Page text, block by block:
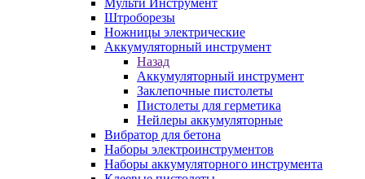
Мульти Инструмент
Штроборезы
Ножницы электрические
Аккумуляторный инструмент
Назад
Аккумуляторный инструмент
Заклепочные пистолеты
Пистолеты для герметика
Нейлеры аккумуляторные
Вибратор для бетона
Наборы электроинструментов
Наборы аккумуляторного инструмента